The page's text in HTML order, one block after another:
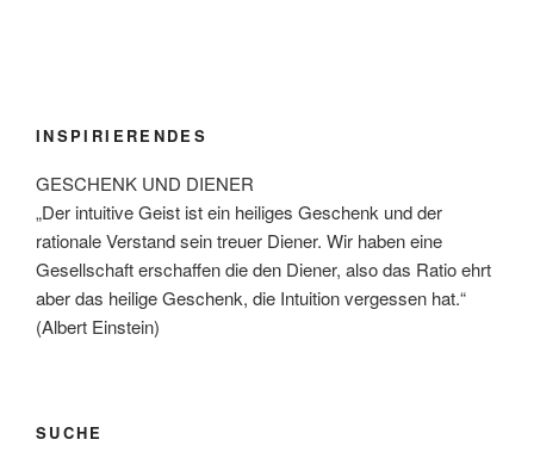
INSPIRIERENDES
GESCHENK UND DIENER
„Der intuitive Geist ist ein heiliges Geschenk und der
rationale Verstand sein treuer Diener. Wir haben eine
Gesellschaft erschaffen die den Diener, also das Ratio ehrt
aber das heilige Geschenk, die Intuition vergessen hat.“
(Albert Einstein)
SUCHE